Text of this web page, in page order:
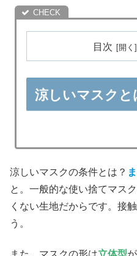
目次
涼しいマスクと
涼しいマスクの条件とは？
と。一般的な使い捨てマス
くない生地だからです。接
う。